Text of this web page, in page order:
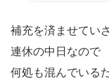
補充を済ませてい
連休の中日なので
何処も混んでいる